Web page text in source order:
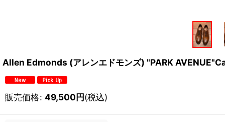
Allen Edmonds (アレンエドモンズ) "PARK
販売価格: 49,500円(税込)